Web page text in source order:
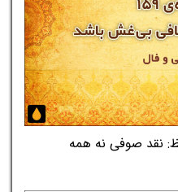
حافظ: نقد صوفی نه همه